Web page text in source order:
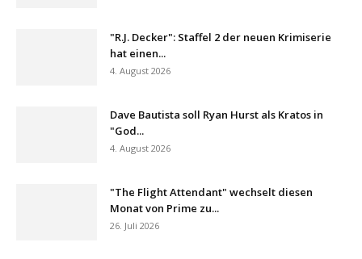
"R.J. Decker": Staffel 2 der neuen Krimiserie
hat einen...
4. August 2026
Dave Bautista soll Ryan Hurst als Kratos in
"God...
4. August 2026
"The Flight Attendant" wechselt diesen
Monat von Prime zu...
26. Juli 2026